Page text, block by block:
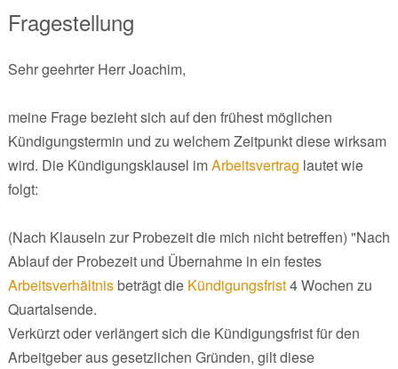
Fragestellung
Sehr geehrter Herr Joachim,
meine Frage bezieht sich auf den frühest möglichen
Kündigungstermin und zu welchem Zeitpunkt diese wirksam
wird. Die Kündigungsklausel imArbeitsvertrag lautet wie
folgt:
(Nach Klauseln zur Probezeit die mich nicht betreffen) "Nach
Ablauf der Probezeit und Übernahme in ein festes
Arbeitsverhältnisbeträgt die Kündigungsfrist4 Wochen zu
Quartalsende.
Verkürzt oder verlängert sich die Kündigungsfrist für den
Arbeitgeber aus gesetzlichen Gründen, gilt diese